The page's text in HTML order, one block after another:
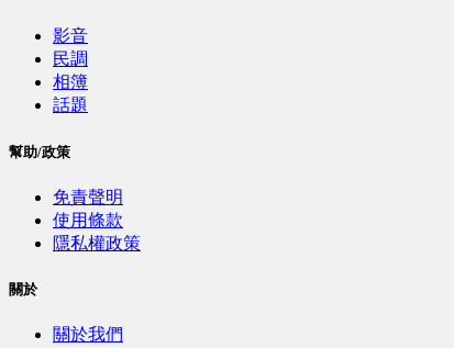
影音
民調
相簿
話題
幫助/政策
免責聲明
使用條款
隱私權政策
關於
關於我們